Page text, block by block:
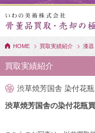
HOME 買取実績紹介 漆
買取実績紹介
渋草焼芳国舎 染付花瓶
渋草焼芳国舎の染付花瓶